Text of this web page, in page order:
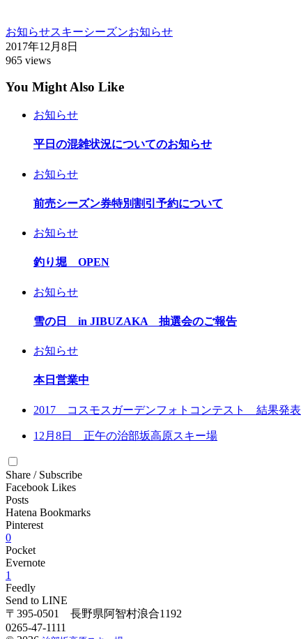
お知らせスキーシーズンお知らせ
2017年12月8日
965 views
You Might Also Like
お知らせ
平日の混雑状況についてのお知らせ
お知らせ
前売シーズン券特別割引予約について
お知らせ
釣り堀 OPEN
お知らせ
雪の日 in JIBUZAKA 抽選会のご報告
お知らせ
本日営業中
2017 コスモスガーデンフォトコンテスト 結果発表
12月8日 正午の治部坂高原スキー場
Share / Subscribe
Facebook Likes
Posts
Hatena Bookmarks
Pinterest
0
Pocket
Evernote
1
Feedly
Send to LINE
〒395-0501 長野県阿智村浪合1192
0265-47-1111